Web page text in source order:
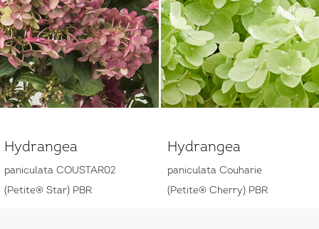
Hydrangea
paniculata COUSTAR02
(Petite® Star) PBR
Hydrangea
paniculata Couharie
(Petite® Cherry) PBR